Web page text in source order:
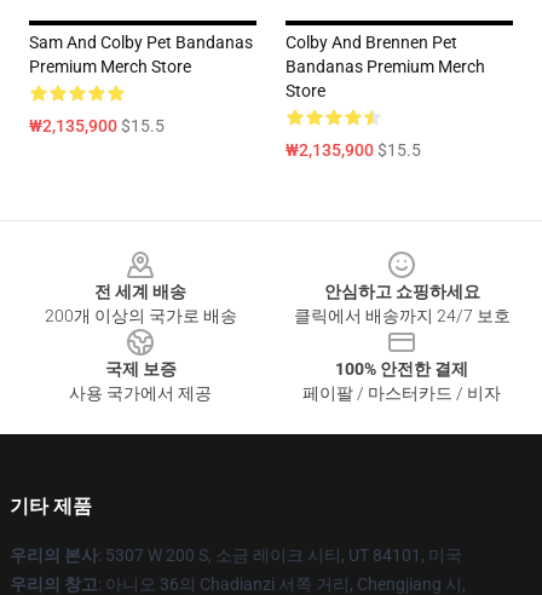
Sam And Colby Pet Bandanas
Premium Merch Store
₩2,135,900$15.5
Colby And Brennen Pet
Bandanas Premium Merch
Store
₩2,135,900$15.5
전 세계 배송
200개 이상의 국가로 배송
안심하고 쇼핑하세요
클릭에서 배송까지 24/7 보호
국제 보증
사용 국가에서 제공
100% 안전한 결제
페이팔 / 마스터카드 / 비자
기타 제품
우리의 본사: 5307 W 200 S, 소금 레이크 시티, UT 84101, 미국
우리의 창고: 아니오 36의 Chadianzi 서쪽 거리, Chengjiang 시,